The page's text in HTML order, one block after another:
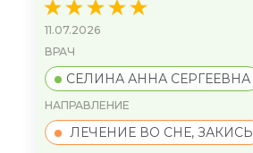
11.07.2026
ВРАЧ
СЕЛИНА АННА СЕРГЕЕВНА
НАПРАВЛЕНИЕ
ЛЕЧЕНИЕ ВО СНЕ, ЗАКИСЬ